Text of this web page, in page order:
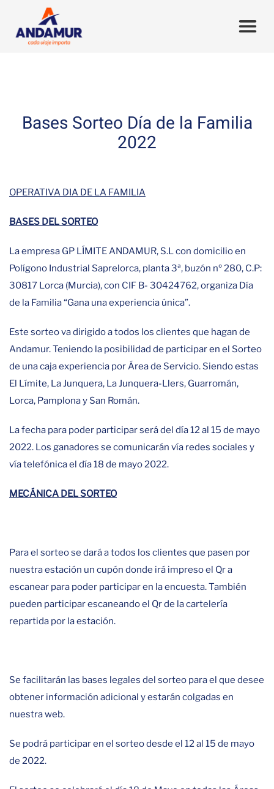
Bases Sorteo Día de la Familia
2022
OPERATIVA DIA DE LA FAMILIA
BASES DEL SORTEO
La empresa GP LÍMITE ANDAMUR, S.L con domicilio en
Polígono Industrial Saprelorca, planta 3ª, buzón nº 280, C.P:
30817 Lorca (Murcia), con CIF B- 30424762, organiza Día
de la Familia “Gana una experiencia única”.
Este sorteo va dirigido a todos los clientes que hagan de
Andamur. Teniendo la posibilidad de participar en el Sorteo
de una caja experiencia por Área de Servicio. Siendo estas
El Límite, La Junquera, La Junquera-Llers, Guarromán,
Lorca, Pamplona y San Román.
La fecha para poder participar será del día 12 al 15 de mayo
2022. Los ganadores se comunicarán vía redes sociales y
vía telefónica el día 18 de mayo 2022.
MECÁNICA DEL SORTEO
Para el sorteo se dará a todos los clientes que pasen por
nuestra estación un cupón donde irá impreso el Qr a
escanear para poder participar en la encuesta. También
pueden participar escaneando el Qr de la cartelería
repartida por la estación.
Se facilitarán las bases legales del sorteo para el que desee
obtener información adicional y estarán colgadas en
nuestra web.
Se podrá participar en el sorteo desde el 12 al 15 de mayo
de 2022.